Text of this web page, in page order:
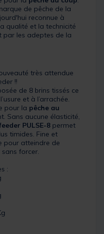
de pêche de la
reconnue à
qualité et la technicité
par les adeptes de la
très attendue
!!
de 8 brins tissés ce
et à l’arrachée.
pour la pêche au
Sans aucune élasticité,
PULSE-8 permet
timides. Fine et
pour atteindre de
forcer.
: